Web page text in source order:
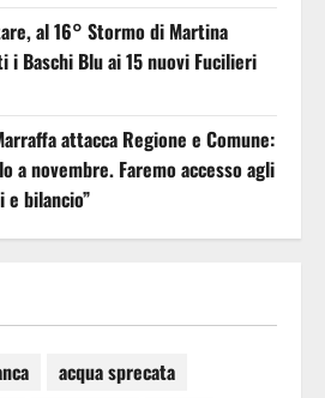
al 16° Stormo di Martina
i Baschi Blu ai 15 nuovi Fucilieri
attacca Regione e Comune:
a novembre. Faremo accesso agli
bilancio”
acqua sprecata